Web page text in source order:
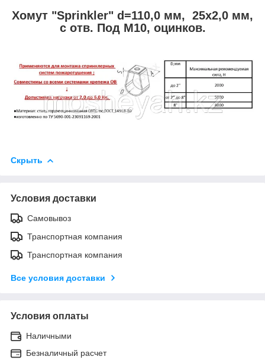
Хомут "Sprinkler" d=110,0 мм, 25х2,0 мм,
с отв. Под М10, оцинков.
Скрыть
Условия доставки
Самовывоз
Транспортная компания
Транспортная компания
Все условия доставки
Условия оплаты
Наличными
Безналичный расчет